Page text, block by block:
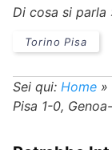
Di cosa si parla
Torino Pisa
Sei qui: Home »
Pisa 1-0,